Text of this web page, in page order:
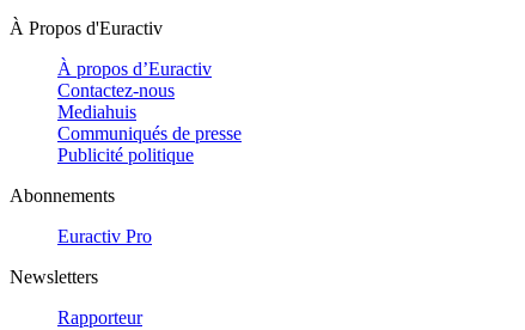
À Propos d'Euractiv
À propos d’Euractiv
Contactez-nous
Mediahuis
Communiqués de presse
Publicité politique
Abonnements
Euractiv Pro
Newsletters
Rapporteur